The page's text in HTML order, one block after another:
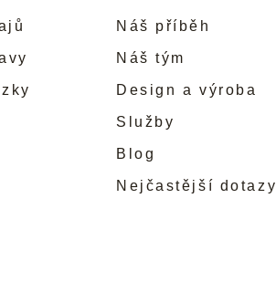
Náš příběh
Náš tým
Design a výroba
Služby
Blog
Nejčastější dotazy